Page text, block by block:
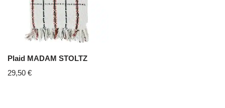
Plaid MADAM STOLTZ
29,50 €